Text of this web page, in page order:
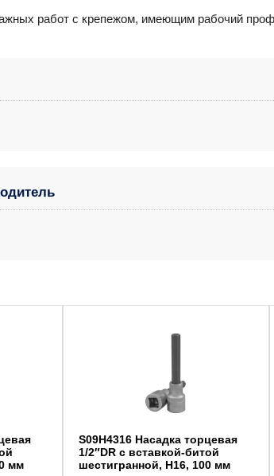
работ с крепежом, имеющим рабочий
мм
S09H4316 Насадка торцевая
1/2″DR с вставкой-битой
шестигранной, H16, 100 мм